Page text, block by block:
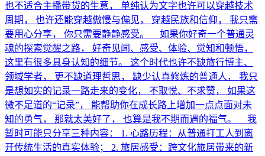
也不适合主播带货的生意， 单纯认为文字也许可以穿越技术
周期， 也许还能穿越傲慢与偏见， 穿越民族和信仰， 我只需
要用心分享， 你只需要静静感受。 如果你好奇一个普通灵
魂的探索觉醒之路， 好奇见闻、感受、体验、觉知和顿悟，
这里有很多具身认知的细节。 这个时代也许不缺旅行博主、
领域学者， 更不缺道理哲思， 缺少认真修炼的普通人， 我只
是想如实的记录一路走来的变化， 不取悦、不求赞， 如果这
微不足道的“记录”， 能帮助你在成长路上增加一点点面对未
知的勇气， 那就太美好了， 也算是我不期而遇的福气。 我
暂时可能只分享三种内容： 1. 心路历程：从普通打工人到离
开传统生活的真实体验； 2. 旅居感受：跨文化旅居带来的新